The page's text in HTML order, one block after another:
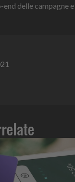
delle campagne